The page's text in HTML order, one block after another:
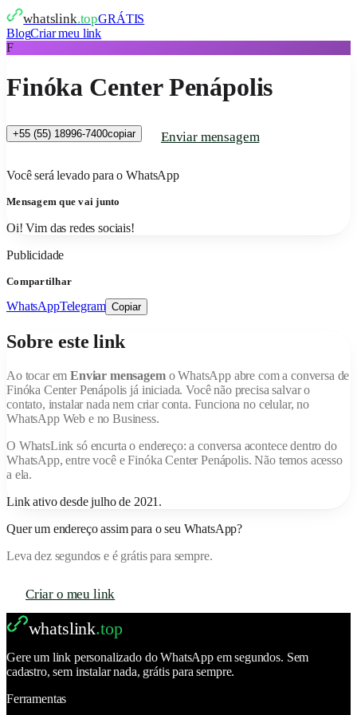
whatslink.topGRÁTIS
BlogCriar meu link
F
Finóka Center Penápolis
+55 (55) 18996-7400copiar Enviar mensagem
Você será levado para o WhatsApp
Mensagem que vai junto
Oi! Vim das redes sociais!
Publicidade
Compartilhar
WhatsAppTelegram Copiar
Sobre este link
Ao tocar emEnviar mensagem o WhatsApp abre com a conversa de
Finóka Center Penápolis já iniciada. Você não precisa salvar o
contato, instalar nada nem criar conta. Funciona no celular, no
WhatsApp Web e no Business.
O WhatsLink só encurta o endereço: a conversa acontece dentro do
WhatsApp, entre você eFinóka Center Penápolis. Não temos acesso
a ela.
Link ativo desde julho de 2021 .
Quer um endereço assim para o seu WhatsApp?
Leva dez segundos e é grátis para sempre.
Criar o meu link
whatslink.top
Gere um link personalizado do WhatsApp em segundos. Sem
cadastro, sem instalar nada, grátis para sempre.
Ferramentas